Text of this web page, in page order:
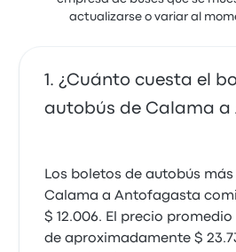
actualizarse o variar al
¿Cuánto cuesta el
autobús de Calama a
Los boletos de autobús
Calama a Antofagasta
$ 12.006. El precio
de aproximadamente $